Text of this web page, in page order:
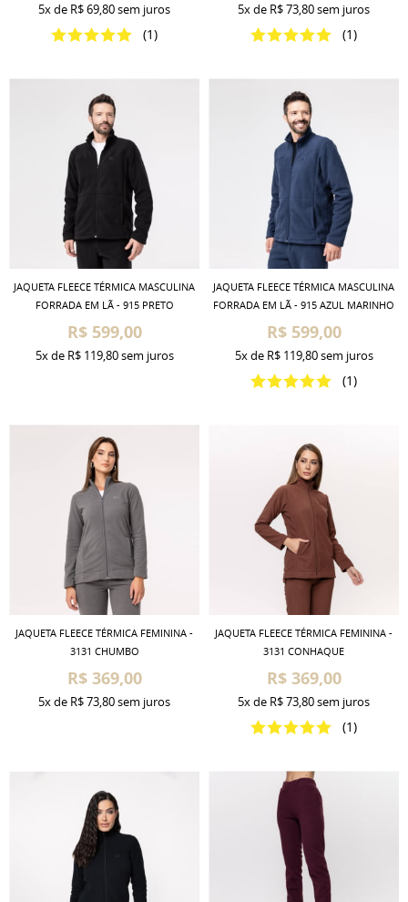
(1)
5xde R$ 69,80sem juros
(1)
5xde R$ 73,80sem juros
JAQUETA FLEECE TÉRMICA MASCULINA
FORRADA EM LÃ - 915 PRETO
R$ 599,00
5xde R$ 119,80sem juros
JAQUETA FLEECE TÉRMICA MASCULINA
FORRADA EM LÃ - 915 AZUL MARINHO
R$ 599,00
(1)
5xde R$ 119,80sem juros
JAQUETA FLEECE TÉRMICA FEMININA -
3131 CHUMBO
R$ 369,00
5xde R$ 73,80sem juros
JAQUETA FLEECE TÉRMICA FEMININA -
3131 CONHAQUE
R$ 369,00
(1)
5xde R$ 73,80sem juros